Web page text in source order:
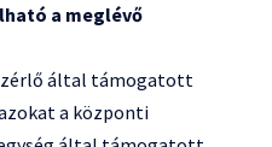
a meglévő
által támogatott
a központi